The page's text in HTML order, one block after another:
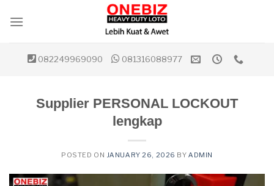
082249969090 081316088977
Supplier PERSONAL LOCKOUT
lengkap
POSTED ON JANUARY 26, 2026 BY ADMIN